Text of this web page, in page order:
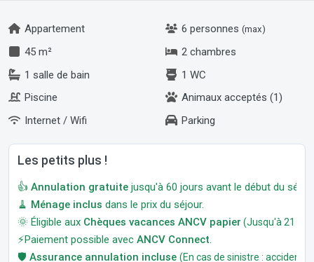
Appartement 6 personnes (max)
45 m²
2 chambres
1 salle de bain
1 WC
Piscine
Animaux acceptés (1)
Internet / Wifi
Parking
Les petits plus !
👍 Annulation gratuite jusqu'à 60 jours avant le début du
🧹 Ménage inclus dans le prix du séjour.
🌞 Éligible aux Chèques vacances ANCV papier (Jusqu'à 21
⚡Paiement possible avec ANCV Connect.
🛡️ Assurance annulation incluse (En cas de sinistre : accident,